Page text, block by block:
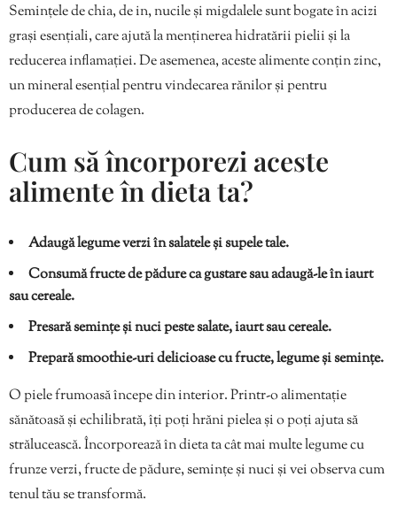
Semințele de chia, de in, nucile și migdalele sunt bogate în acizi
grași esențiali, care ajută la menținerea hidratării pielii și la
reducerea inflamației. De asemenea, aceste alimente conțin zinc,
un mineral esențial pentru vindecarea rănilor și pentru
producerea de colagen.
Cum să încorporezi aceste
alimente în dieta ta?
Adaugă legume verzi în salatele și supele tale.
Consumă fructe de pădure ca gustare sau adaugă-le în iaurt
sau cereale.
Presară semințe și nuci peste salate, iaurt sau cereale.
Prepară smoothie-uri delicioase cu fructe, legume și semințe.
O piele frumoasă începe din interior. Printr-o alimentație
sănătoasă și echilibrată, îți poți hrăni pielea și o poți ajuta să
strălucească. Încorporează în dieta ta cât mai multe legume cu
frunze verzi, fructe de pădure, semințe și nuci și vei observa cum
tenul tău se transformă.